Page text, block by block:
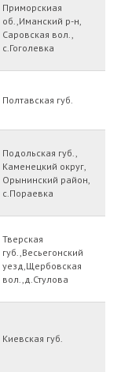
Приморскиая
об.,Иманский р-н,
Саровская вол.,
с.Гоголевка
Полтавская губ.
Подольская губ.,
Каменецкий округ,
Орынинский район,
с.Пораевка
Тверская
губ.,Весьегонский
уезд,Щербовская
вол.,д.Стулова
Киевская губ.